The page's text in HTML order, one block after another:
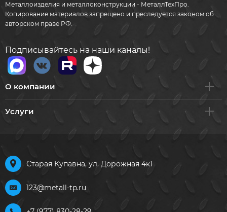
Металлоизделия и металлоконструкции - МеталлТехПро.
Копирование материалов запрещено и преследуется законом об
авторском праве РФ.
Подписывайтесь на наши каналы!
О компании
Услуги
Старая Купавна, ул. Дорожная 4к1
123@metall-tp.ru